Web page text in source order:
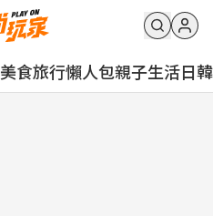
美食旅行懶人包親子生活日韓